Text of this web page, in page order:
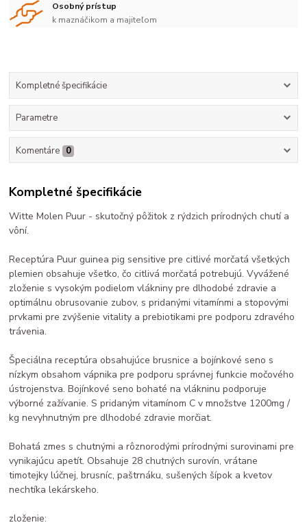
Osobný prístup
k maznáčikom a majiteľom
Kompletné špecifikácie
Parametre
Komentáre 0
Kompletné špecifikácie
Witte Molen Puur - skutočný pôžitok z rýdzich prírodných chutí a
vôní.
Receptúra Puur guinea pig sensitive pre citlivé morčatá všetkých
plemien obsahuje všetko, čo citlivá morčatá potrebujú. Vyvážené
zloženie s vysokým podielom vlákniny pre dlhodobé zdravie a
optimálnu obrusovanie zubov, s pridanými vitamínmi a stopovými
prvkami pre zvýšenie vitality a prebiotikami pre podporu zdravého
trávenia.
Špeciálna receptúra obsahujúce brusnice a bojínkové seno s
nízkym obsahom vápnika pre podporu správnej funkcie močového
ústrojenstva. Bojínkové seno bohaté na vlákninu podporuje
výborné zažívanie. S pridaným vitamínom C v množstve 1200mg /
kg nevyhnutným pre dlhodobé zdravie morčiat.
Bohatá zmes s chutnými a rôznorodými prírodnými surovinami pre
vynikajúcu apetít. Obsahuje 28 chutných surovín, vrátane
timotejky lúčnej, brusníc, paštrnáku, sušených šípok a kvetov
nechtíka lekárskeho.
zloženie: